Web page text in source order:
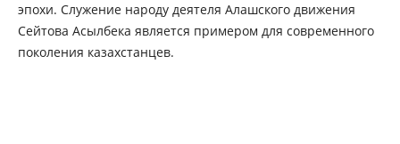
эпохи. Служение народу деятеля Алашского движения
Сейтова Асылбека является примером для современного
поколения казахстанцев.